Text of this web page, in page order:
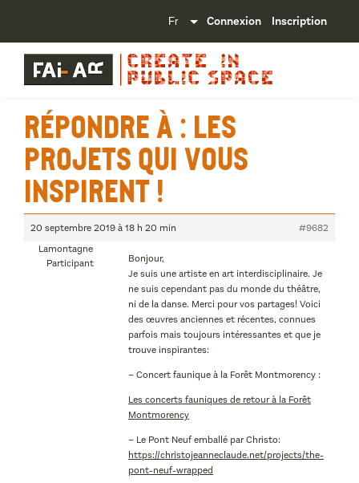
Connexion Inscription
Répondre à : Les
projets qui vous
inspirent !
20 septembre 2019 à 18 h 20 min
#9682
Lamontagne
Participant
Bonjour,
Je suis une artiste en art interdisciplinaire. Je
ne suis cependant pas du monde du théâtre,
ni de la danse. Merci pour vos partages! Voici
des œuvres anciennes et récentes, connues
parfois mais toujours intéressantes et que je
trouve inspirantes:
– Concert faunique à la Forêt Montmorency :
Les concerts fauniques de retour à la Forêt
Montmorency
– Le Pont Neuf emballé par Christo:
https://christojeanneclaude.net/projects/the-
pont-neuf-wrapped